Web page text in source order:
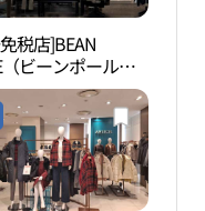
税店]BEAN
（ビーンポール）
・ロッテ百貨店ミ
阿）店(빈폴맨즈
화점 미아점)